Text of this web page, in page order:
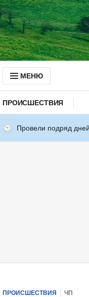
МЕНЮ
ПРОИСШЕСТВИЯ
Провели подряд
ПРОИСШЕСТВИЯ ЧП